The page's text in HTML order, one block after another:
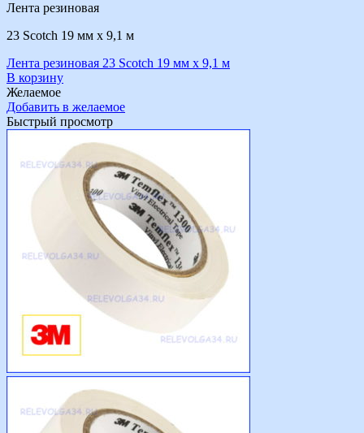
Лента резиновая
23 Scotch 19 мм х 9,1 м
Лента резиновая 23 Scotch 19 мм х 9,1 м
В корзину
Желаемое
Добавить в желаемое
Быстрый просмотр